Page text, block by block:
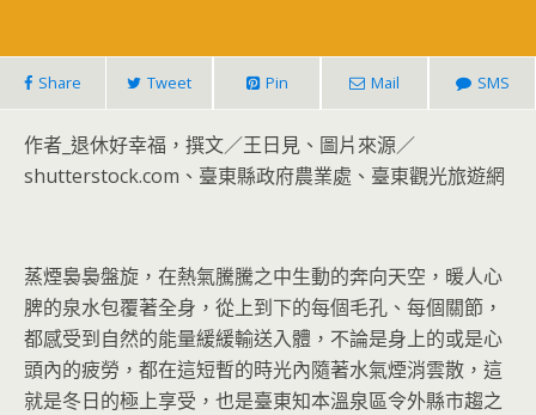
Share Tweet Pin Mail SMS
作者_退休好幸福，撰文／王日見、圖片來源／
shutterstock.com、臺東縣政府農業處、臺東觀光旅遊網
蒸煙裊裊盤旋，在熱氣騰騰之中生動的奔向天空，暖人心
脾的泉水包覆著全身，從上到下的每個毛孔、每個關節，
都感受到自然的能量緩緩輸送入體，不論是身上的或是心
頭內的疲勞，都在這短暫的時光內隨著水氣煙消雲散，這
就是冬日的極上享受，也是臺東知本溫泉區令外縣市趨之